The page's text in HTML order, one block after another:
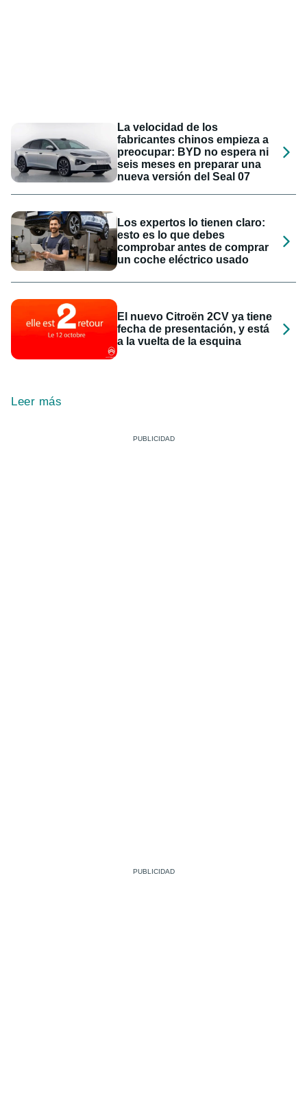
La velocidad de los
fabricantes chinos empieza a
preocupar: BYD no espera ni
seis meses en preparar una
nueva versión del Seal 07
Los expertos lo tienen claro:
esto es lo que debes
comprobar antes de comprar
un coche eléctrico usado
El nuevo Citroën 2CV ya tiene
fecha de presentación, y está
a la vuelta de la esquina
Leer más